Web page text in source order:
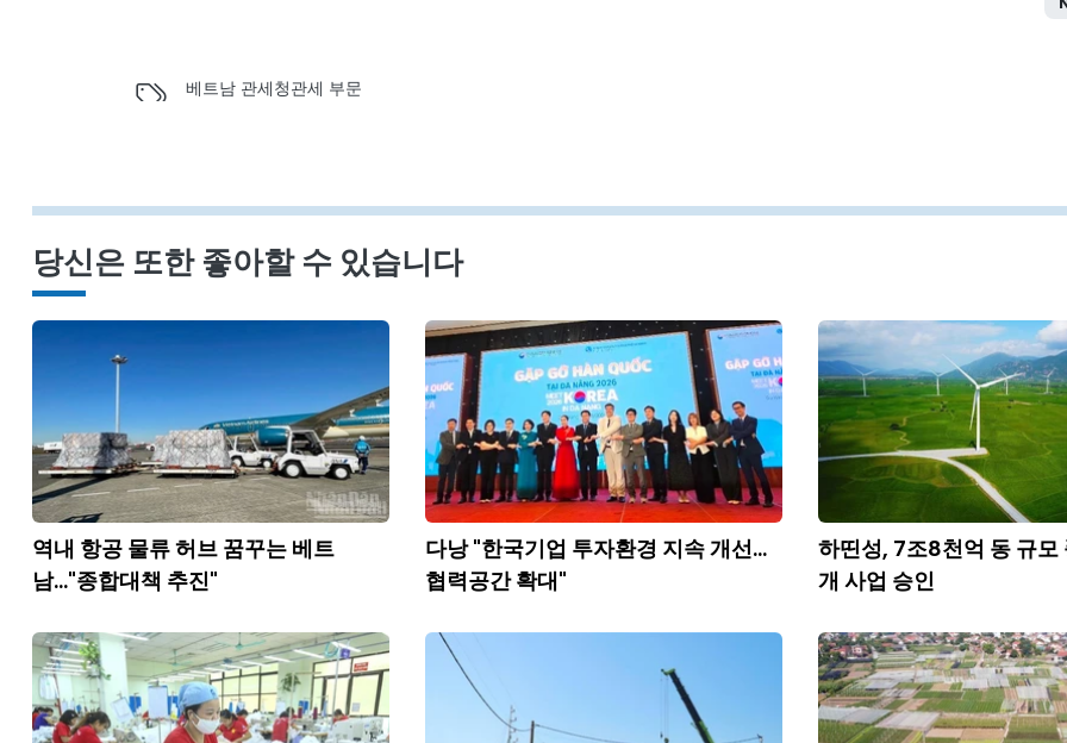
베트남 관세청관세 부문
당신은 또한 좋아할 수 있습니다
역내 항공 물류 허브 꿈꾸는 베트
남..."종합대책 추진"
다낭 "한국기업 투자환경 지속 개선...
협력공간 확대"
하띤성, 7조8천억 동 규모
개 사업 승인